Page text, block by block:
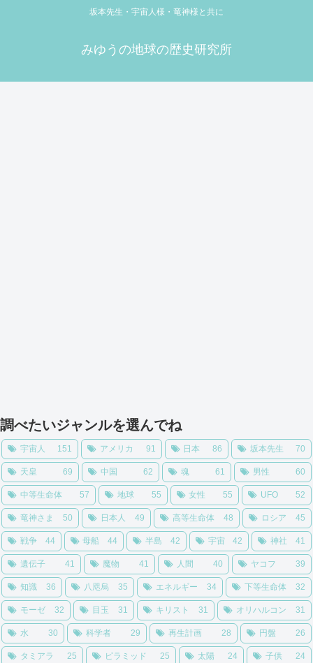
坂本先生・宇宙人様・竜神様と共に
みゆうの地球の歴史研究所
調べたいジャンルを選んでね
宇宙人 151 アメリカ 91 日本 86 坂本先生 70
天皇 69 中国 62 魂 61 男性 60
中等生命体 57 地球 55 女性 55 UFO 52
竜神さま 50 日本人 49 高等生命体 48 ロシア 45
戦争 44 母船 44 半島 42 宇宙 42 神社 41
遺伝子 41 魔物 41 人間 40 ヤコフ 39
知識 36 八咫烏 35 エネルギー 34 下等生命体 32
モーゼ 32 目玉 31 キリスト 31 オリハルコン 31
水 30 科学者 29 再生計画 28 円盤 26
タミアラ 25 ピラミッド 25 太陽 24 子供 24